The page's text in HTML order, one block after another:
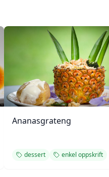
Ananasgrateng
dessert enkel oppskrift